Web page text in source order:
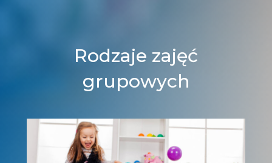
Rodzaje zajęć
grupowych